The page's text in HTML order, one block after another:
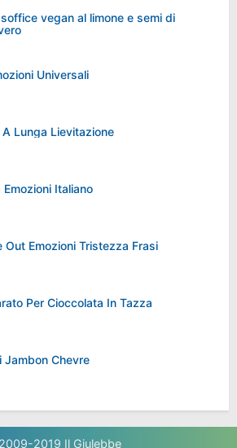
vegan al limone e semi di
Universali
A Lunga Lievitazione
Emozioni Italiano
Out Emozioni Tristezza Frasi
Per Cioccolata In Tazza
Jambon Chevre
2019 Il Giulebbe